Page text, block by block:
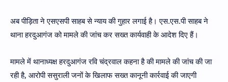
अब पीड़िता ने एसएसपी साहब से न्याय की गुहार लगाई है। एस.एस.पी साहब ने
थाना हरदुआगंज को मामले की जांच कर सख्त कार्यवाही के आदेश दिए हैं।
मामले में थानाध्यक्ष हरदुआगंज रवि चंद्रवाल कहना है की मामले की जांच की जा
रही है, आरोपी ससुराली जनों के खिलाफ सख्त कानूनी कार्रवाई की जाएगी